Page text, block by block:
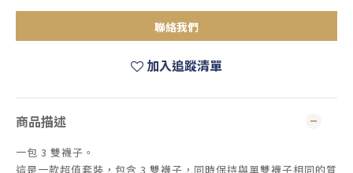
聯絡我們
加入追蹤清單
商品描述
一包 3 雙襪子。
這是一款超值套裝，包含 3 雙襪子，同時保持與單雙襪子相同的質